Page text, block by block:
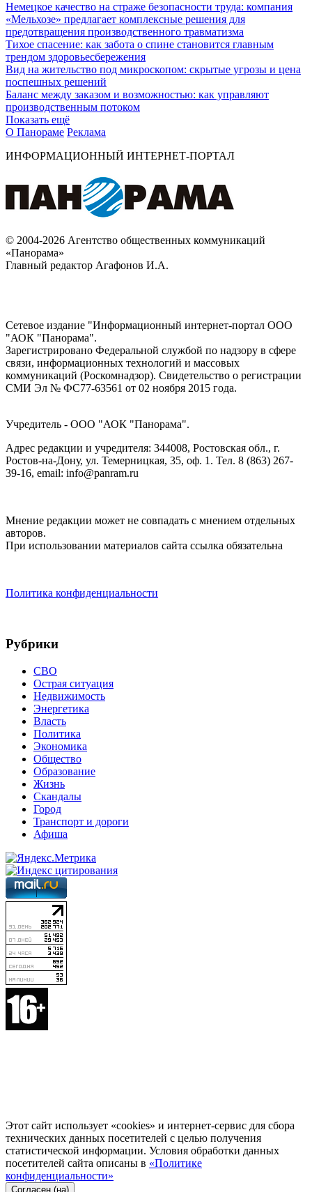
Немецкое качество на страже безопасности труда: компания
«Мельхозе» предлагает комплексные решения для
предотвращения производственного травматизма
Тихое спасение: как забота о спине становится главным
трендом здоровьесбережения
Вид на жительство под микроскопом: скрытые угрозы и цена
поспешных решений
Баланс между заказом и возможностью: как управляют
производственным потоком
Показать ещё
О Панораме Реклама
ИНФОРМАЦИОННЫЙ ИНТЕРНЕТ-ПОРТАЛ
© 2004-2026 Агентство общественных коммуникаций
«Панорама»
Главный редактор Агафонов И.А.
Сетевое издание "Информационный интернет-портал ООО
"АОК "Панорама".
Зарегистрировано Федеральной службой по надзору в сфере
связи, информационных технологий и массовых
коммуникаций (Роскомнадзор). Cвидетельство о регистрации
СМИ Эл № ФС77-63561 от 02 ноября 2015 года.
Учредитель - ООО "АОК "Панорама".
Адрес редакции и учредителя: 344008, Ростовская обл., г.
Ростов-на-Дону, ул. Темерницкая, 35, оф. 1. Тел. 8 (863) 267-
39-16, email: info@panram.ru
Мнение редакции может не совпадать с мнением отдельных
авторов.
При использовании материалов сайта ссылка обязательна
Политика конфиденциальности
Рубрики
СВО
Острая ситуация
Недвижимость
Энергетика
Власть
Политика
Экономика
Общество
Образование
Жизнь
Скандалы
Город
Транспорт и дороги
Афиша
Этот сайт использует «cookies» и интернет-сервис для сбора
технических данных посетителей с целью получения
статистической информации. Условия обработки данных
посетителей сайта описаны в «Политике
конфиденциальности»
Согласен (на)